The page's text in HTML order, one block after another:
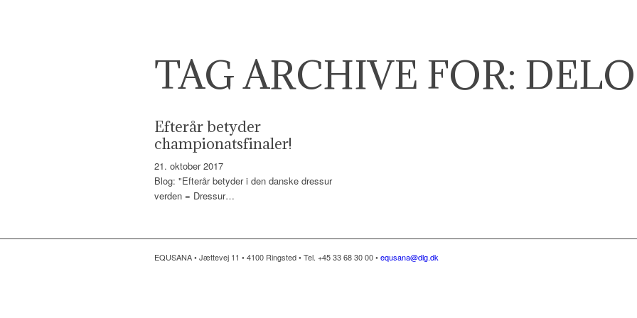
TAG ARCHIVE FOR:
Efterår betyder
championatsfinaler!
21. oktober 2017
Blog: "Efterår betyder i den danske dressur
verden = Dressur…
EQUSANA • Jættevej 11 • 4100 Ringsted • Tel. +45 33 68 30 00 •equsana@dlg.dk